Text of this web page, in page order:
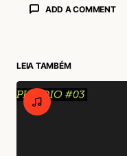
ADD A COMMENT
LEIA TAMBÉM